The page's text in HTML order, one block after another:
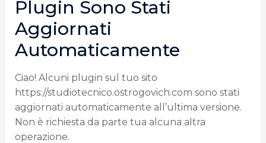
Plugin Sono Stati
Aggiornati
Automaticamente
Ciao! Alcuni plugin sul tuo sito
https://studiotecnico.ostrogovich.com sono stati
aggiornati automaticamente all’ultima versione.
Non è richiesta da parte tua alcuna altra
operazione.